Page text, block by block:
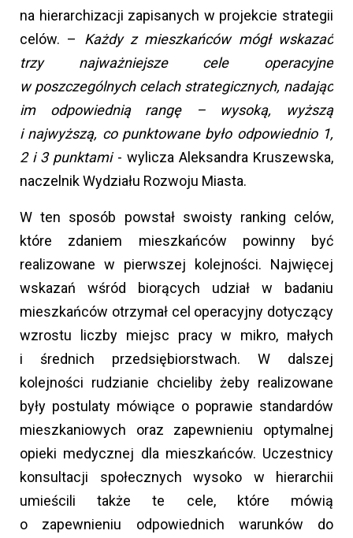
na hierarchizacji zapisanych w projekcie strategii
celów. – Każdy z mieszkańców mógł wskazać
trzy najważniejsze cele operacyjne
w poszczególnych celach strategicznych, nadając
im odpowiednią rangę – wysoką, wyższą
i najwyższą, co punktowane było odpowiednio 1,
2 i 3 punktami- wylicza Aleksandra Kruszewska,
naczelnik Wydziału Rozwoju Miasta.
W ten sposób powstał swoisty ranking celów,
które zdaniem mieszkańców powinny być
realizowane w pierwszej kolejności. Najwięcej
wskazań wśród biorących udział w badaniu
mieszkańców otrzymał cel operacyjny dotyczący
wzrostu liczby miejsc pracy w mikro, małych
i średnich przedsiębiorstwach. W dalszej
kolejności rudzianie chcieliby żeby realizowane
były postulaty mówiące o poprawie standardów
mieszkaniowych oraz zapewnieniu optymalnej
opieki medycznej dla mieszkańców. Uczestnicy
konsultacji społecznych wysoko w hierarchii
umieścili także te cele, które mówią
o zapewnieniu odpowiednich warunków do